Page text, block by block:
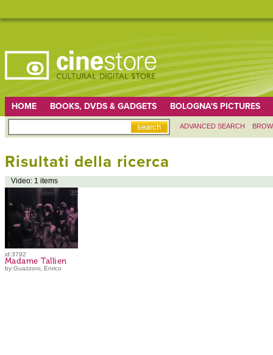
HOME BOOKS, DVDS & GADGETS BOLOGNA'S PICTURES
ADVANCED SEARCH
Risultati della ricerca
Video: 1 items
id:3792
Madame Tallien
by:Guazzoni, Enrico